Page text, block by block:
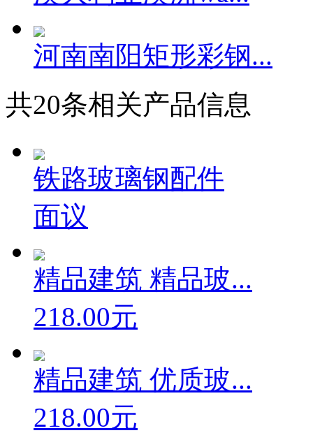
河南南阳矩形彩钢...
共20条相关产品信息
铁路玻璃钢配件
面议
精品建筑 精品玻...
218.00元
精品建筑 优质玻...
218.00元